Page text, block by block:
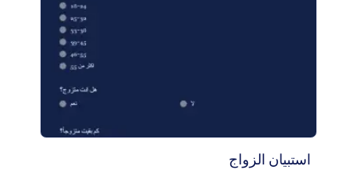
استبيان الزواج